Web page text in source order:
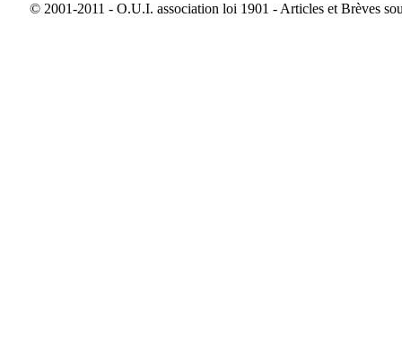
© 2001-2011 - O.U.I. association loi 1901 - Articles et Brèves